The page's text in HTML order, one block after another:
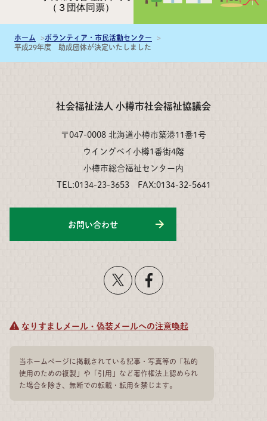
（３団体同票）
ホーム
ボランティア・市民活動センター
平成29年度 助成団体が決定いたしました
社会福祉法人 小樽市社会福祉協議会
〒047-0008 北海道小樽市築港11番1号
ウイングベイ小樽1番街4階
小樽市総合福祉センター内
TEL:0134-23-3653 FAX:0134-32-5641
お問い合わせ
なりすましメール・偽装メールへの注意喚起
当ホームページに掲載されている記事・写真等の「私的
使用のための複製」や「引用」など著作権法上認められ
た場合を除き、無断での転載・転用を禁じます。